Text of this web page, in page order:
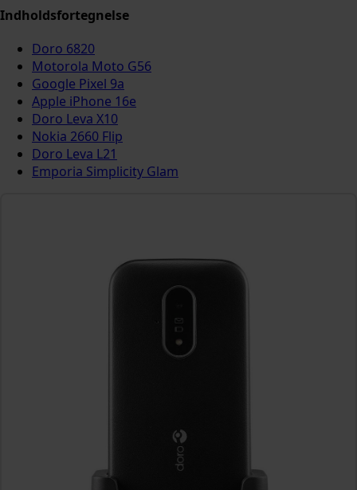
Indholdsfortegnelse
Doro 6820
Motorola Moto G56
Google Pixel 9a
Apple iPhone 16e
Doro Leva X10
Nokia 2660 Flip
Doro Leva L21
Emporia Simplicity Glam